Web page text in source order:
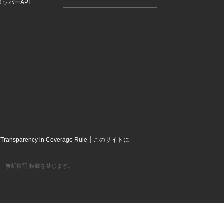
ッパーAPI
Transparency in Coverage Rule | このサイトに
断複写·転載を禁じます。